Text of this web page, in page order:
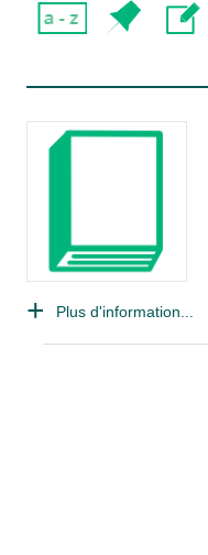
Plus d'information...